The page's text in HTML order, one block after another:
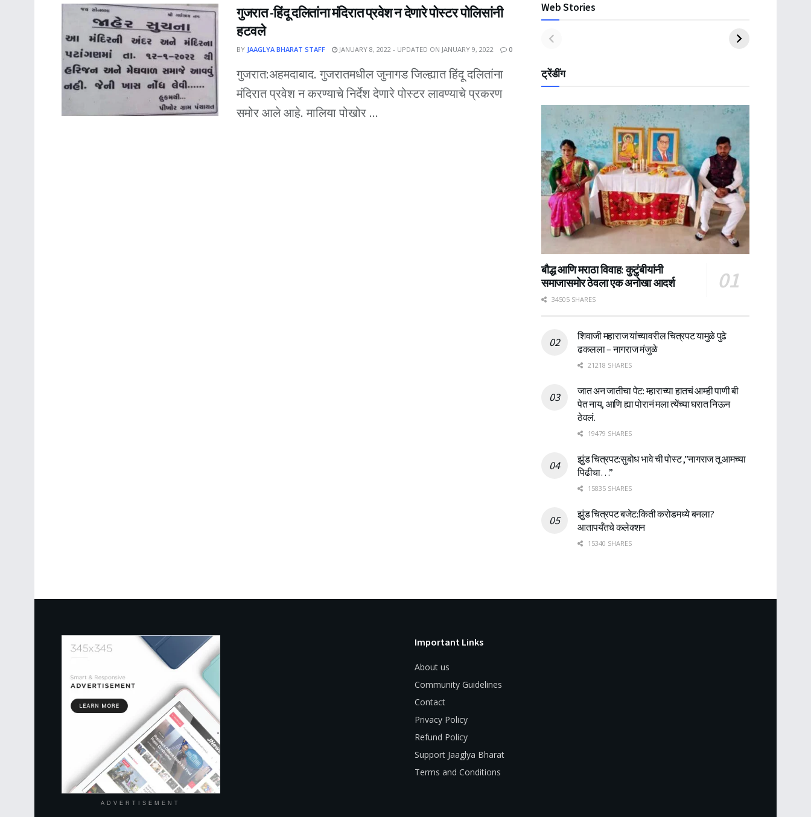
गुजरात -हिंदू दलितांना मंदिरात प्रवेश न देणारे पोस्टर पोलिसांनी
हटवले
BY JAAGLYA BHARAT STAFF JANUARY 8, 2022 - UPDATED ON JANUARY 9, 2022 0
गुजरात:अहमदाबाद. गुजरातमधील जुनागड जिल्ह्यात हिंदू दलितांना
मंदिरात प्रवेश न करण्याचे निर्देश देणारे पोस्टर लावण्याचे प्रकरण
समोर आले आहे. मालिया पोखोर ...
Web Stories
ट्रेंडींग
बौद्ध आणि मराठा विवाह: कुटुंबीयांनी
समाजासमोर ठेवला एक अनोखा आदर्श
34505 SHARES
शिवाजी महाराज यांच्यावरील चित्रपट यामुळे पुढे
ढकलला – नागराज मंजुळे
21218 SHARES
जात अन जातीचा पेट: म्हाराच्या हातचं आम्ही पाणी बी
पेत नाय, आणि ह्या पोरानं मला त्येंच्या घरात निऊन
ठेवलं.
19479 SHARES
झुंड चित्रपट:सुबोध भावे ची पोस्ट ,”नागराज तू आमच्या
पिढीचा…”
15835 SHARES
झुंड चित्रपट बजेट:किती करोडमध्ये बनला?
आतापर्यँतचे कलेक्शन
15340 SHARES
ADVERTISEMENT
Important Links
About us
Community Guidelines
Contact
Privacy Policy
Refund Policy
Support Jaaglya Bharat
Terms and Conditions